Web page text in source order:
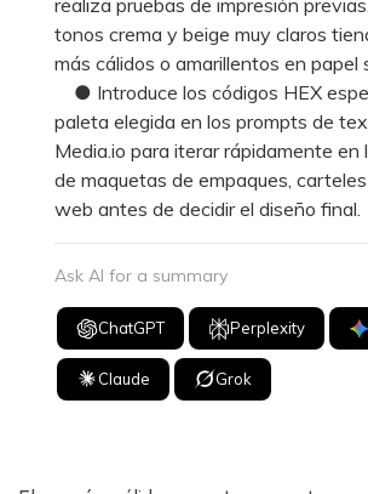
tonos crema y beige muy claros
más cálidos o amarillentos en papel
● Introduce los códigos HEX
paleta elegida en los prompts de
Media.io para iterar rápidamente en
de maquetas de empaques,
web antes de decidir el diseño final.
Ask AI for a summary
ChatGPT Perplexity
Claude Grok